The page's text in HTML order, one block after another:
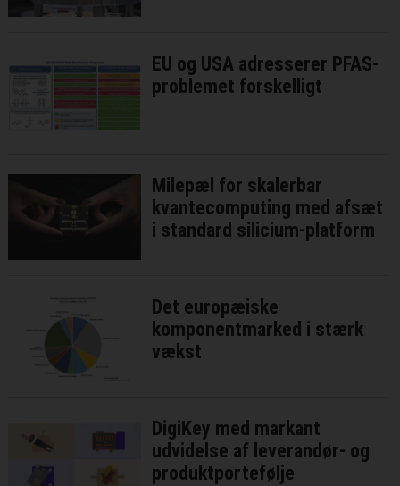
EU og USA adresserer PFAS-
problemet forskelligt
Milepæl for skalerbar
kvantecomputing med afsæt
i standard silicium-platform
Det europæiske
komponentmarked i stærk
vækst
DigiKey med markant
udvidelse af leverandør- og
produktportefølje